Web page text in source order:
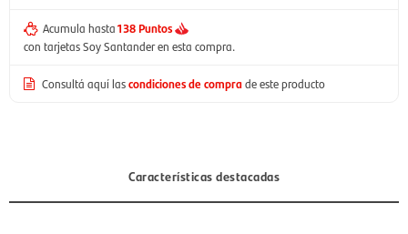
Acumula hasta138 Puntos
con tarjetas Soy Santander en esta compra.
Consultá aquí lascondiciones de comprade este producto
Características destacadas